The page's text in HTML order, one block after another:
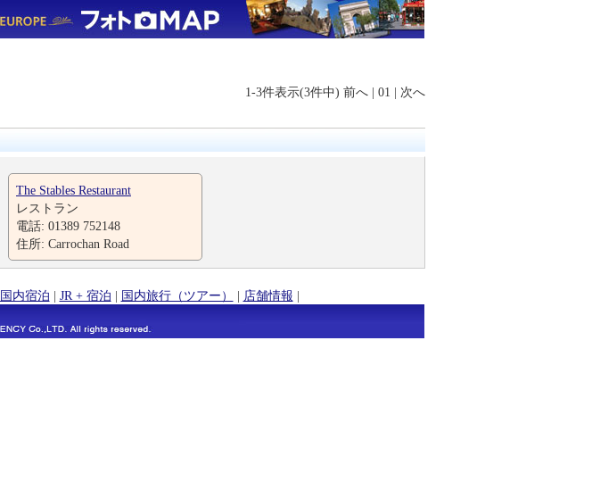
1-3件表示(3件中) 前へ | 01 | 次へ
The Stables Restaurant
レストラン
電話: 01389 752148
住所: Carrochan Road
国内宿泊 | JR + 宿泊 | 国内旅行（ツアー） | 店舗情報 |